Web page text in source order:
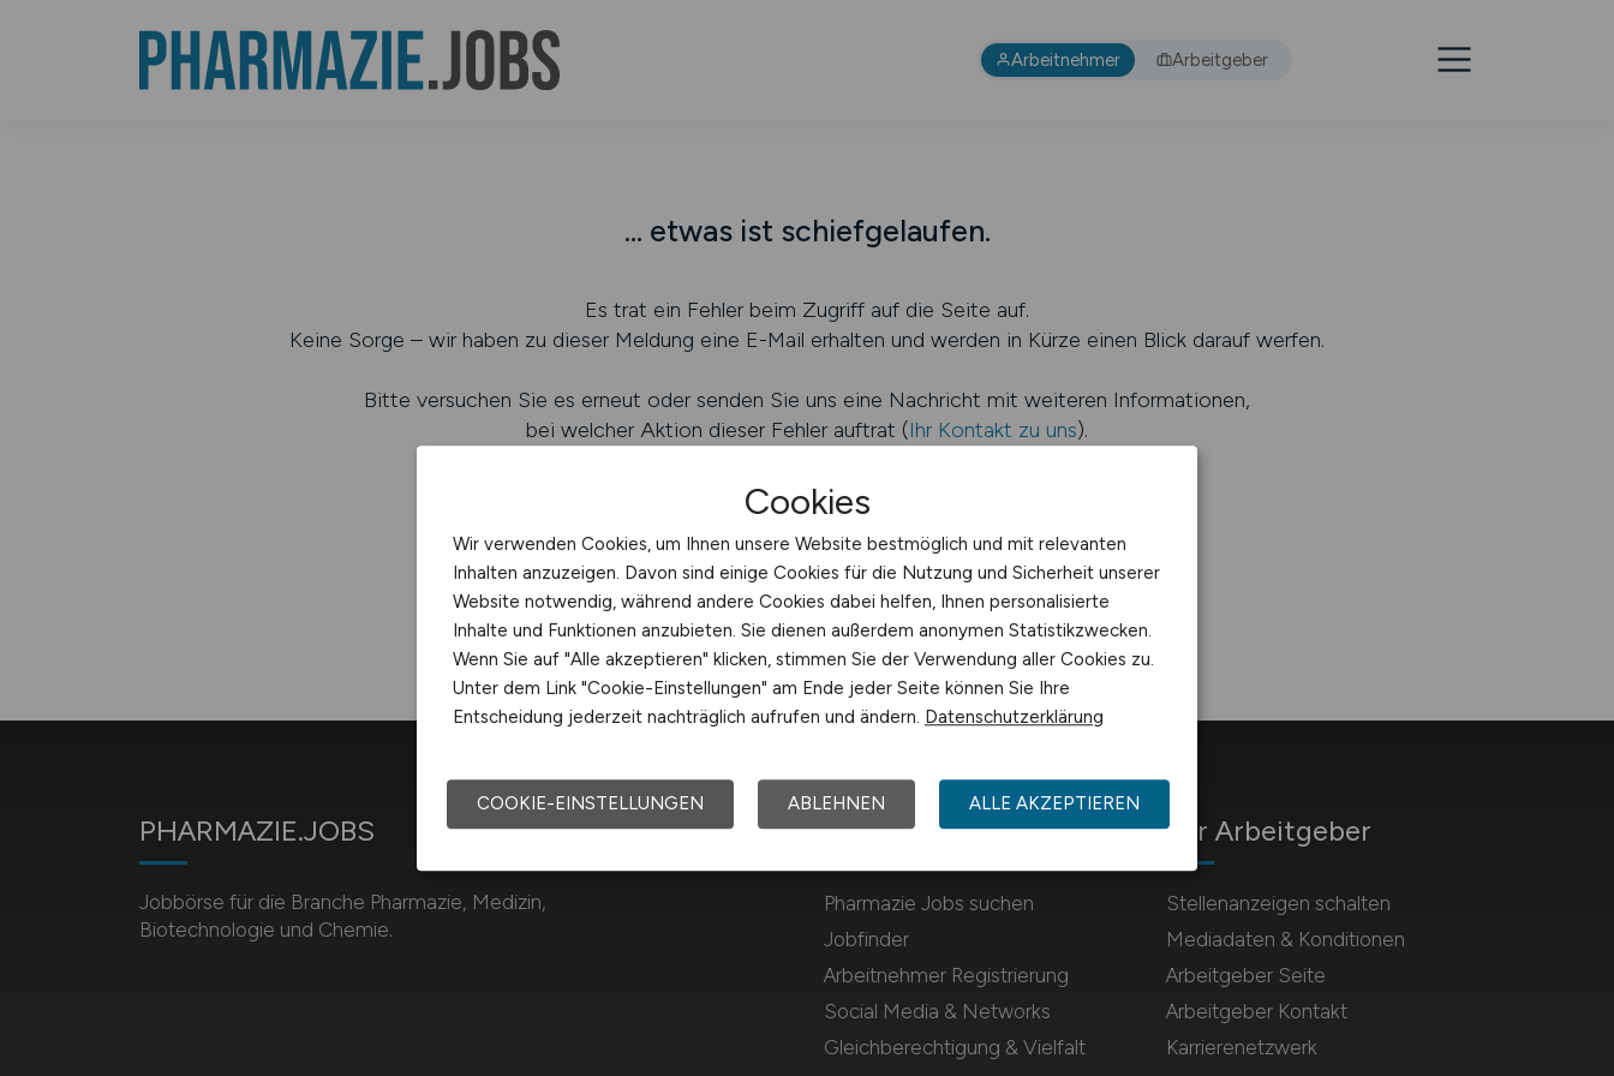
Arbeitnehmer Arbeitgeber
... etwas ist schiefgelaufen.
Es trat ein Fehler beim Zugriff auf die Seite auf.
Keine Sorge – wir haben zu dieser Meldung eine E-Mail erhalten und werden in Kürze einen Blick darauf werfen.
Bitte versuchen Sie es erneut oder senden Sie uns eine Nachricht mit weiteren Informationen,
bei welcher Aktion dieser Fehler auftrat (Ihr Kontakt zu uns).
PHARMAZIE.JOBS
Jobbörse für die Branche Pharmazie, Medizin,
Biotechnologie und Chemie.
Für Arbeitnehmer
Pharmazie Jobs suchen
Jobfinder
Arbeitnehmer Registrierung
Social Media & Networks
Gleichberechtigung & Vielfalt
Für Arbeitgeber
Stellenanzeigen schalten
Mediadaten & Konditionen
Arbeitgeber Seite
Arbeitgeber Kontakt
Karrierenetzwerk
Cookies
Wir verwenden Cookies, um Ihnen unsere Website bestmöglich und mit relevanten
Inhalten anzuzeigen. Davon sind einige Cookies für die Nutzung und Sicherheit unserer
Website notwendig, während andere Cookies dabei helfen, Ihnen personalisierte
Inhalte und Funktionen anzubieten. Sie dienen außerdem anonymen Statistikzwecken.
Wenn Sie auf "Alle akzeptieren" klicken, stimmen Sie der Verwendung aller Cookies zu.
Unter dem Link "Cookie-Einstellungen" am Ende jeder Seite können Sie Ihre
Entscheidung jederzeit nachträglich aufrufen und ändern. Datenschutzerklärung
COOKIE-EINSTELLUNGEN ABLEHNEN ALLE AKZEPTIEREN